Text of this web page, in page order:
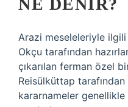
NE DENIR?
Arazi meseleleriyle
Okçu tarafından
çıkarılan ferman özel
Reisülküttap tarafından
kararnameler